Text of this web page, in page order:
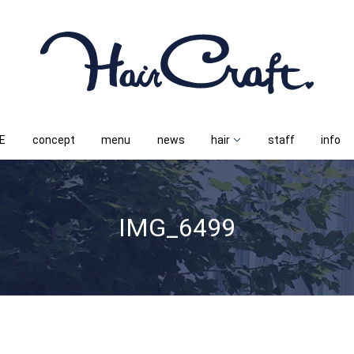
concept menu news hair staff info
IMG_6499